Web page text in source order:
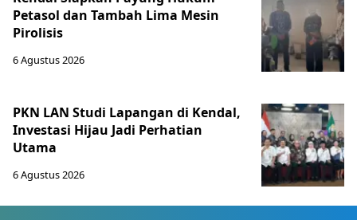
Petasol dan Tambah Lima Mesin
Pirolisis
6 Agustus 2026
PKN LAN Studi Lapangan di Kendal,
Investasi Hijau Jadi Perhatian
Utama
6 Agustus 2026